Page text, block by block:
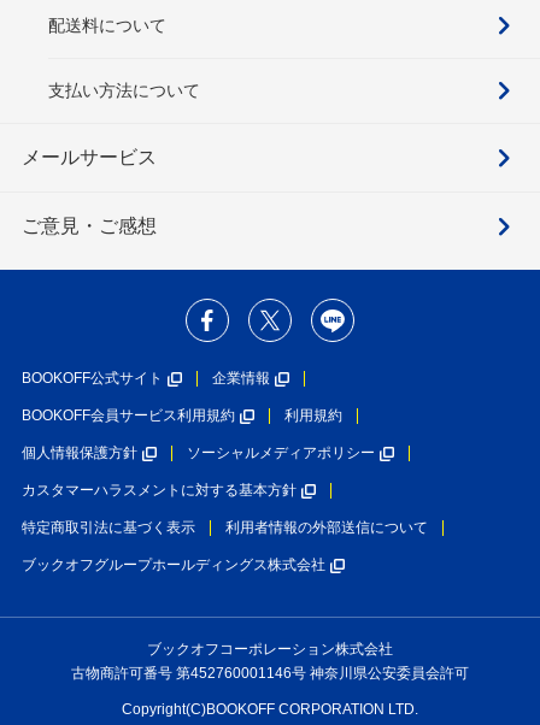
配送料について
支払い方法について
メールサービス
ご意見・ご感想
BOOKOFF公式サイト 企業情報
BOOKOFF会員サービス利用規約 利用規約
個人情報保護方針 ソーシャルメディアポリシー
カスタマーハラスメントに対する基本方針
特定商取引法に基づく表示 利用者情報の外部送信について
ブックオフグループホールディングス株式会社
ブックオフコーポレーション株式会社
古物商許可番号 第452760001146号 神奈川県公安委員会許可
Copyright(C)BOOKOFF CORPORATION LTD.